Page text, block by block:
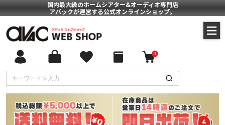
国内最大級のホームシアター&オーディオ専門店
アバックが運営する公式オンラインショップ。
0